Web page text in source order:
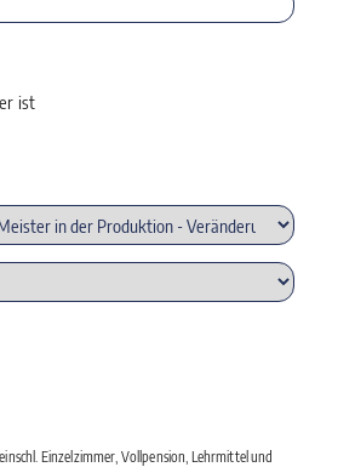
ist
Einzelzimmer, Vollpension, Lehrmittel und